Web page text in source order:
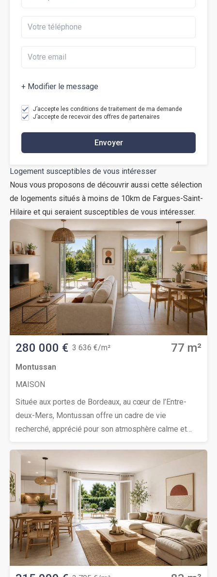
+ Modifier le message
J’accepte les conditions de traitement de ma demande
J’accepte de recevoir des offres de partenaires
Envoyer
Logement susceptibles de vous intéresser
Nous vous proposons de découvrir aussi cette sélection
de logements situés à moins de 10km de Fargues-Saint-
Hilaire et qui seraient susceptibles de vous intéresser.
280 000 € 3 636 €/m² 77 m²
Montussan
MAISON
Située aux portes de Bordeaux, au cœur de l’Entre-
deux-Mers, Montussan offre un cadre de vie
recherché, apprécié pour son atmosphère calme et
bordelaise.Cette maison bénéficie d’un emplacement
privilégié, les commerces sont accessibles en moins
de 5 minutes, l’école primaire en 3 minutes, et les
crèches, collèges et lycées se trouvent aux
alentours.Laissez-vous séduire par la belle pièce de
vie conviviale et lumineuse de cette magnifique
maison. Elle s’ouvre directement sur une agréable
terrasse prolongée par un jardin de 74 m², un vrai
cocon de verdure idéal pour profiter des beaux jours,